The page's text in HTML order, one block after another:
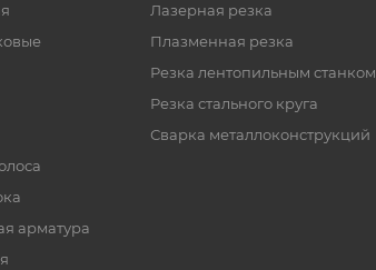
арматура
Лазерная резка
Плазменная резка
Резка лентопильным станком
Резка стального круга
Сварка металлоконструкций